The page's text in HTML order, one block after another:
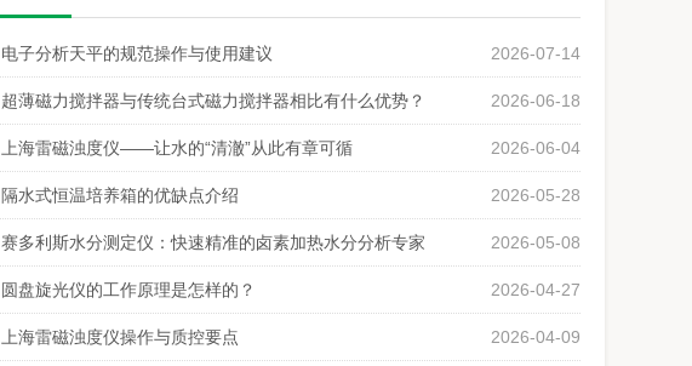
电子分析天平的规范操作与使用建议 2026-07-14
超薄磁力搅拌器与传统台式磁力搅拌器相比有什么优势？ 2026-06-18
上海雷磁浊度仪——让水的“清澈”从此有章可循 2026-06-04
隔水式恒温培养箱的优缺点介绍 2026-05-28
赛多利斯水分测定仪：快速精准的卤素加热水分分析专家 2026-05-08
圆盘旋光仪的工作原理是怎样的？ 2026-04-27
上海雷磁浊度仪操作与质控要点 2026-04-09